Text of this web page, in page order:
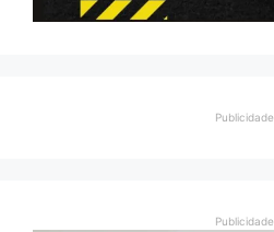
Publicidade
Publicidade